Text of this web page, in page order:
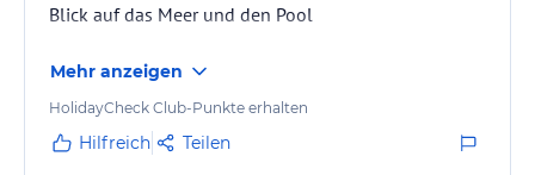
Blick auf das Meer und den Pool
Mehr anzeigen
HolidayCheck Club-Punkte erhalten
Hilfreich Teilen